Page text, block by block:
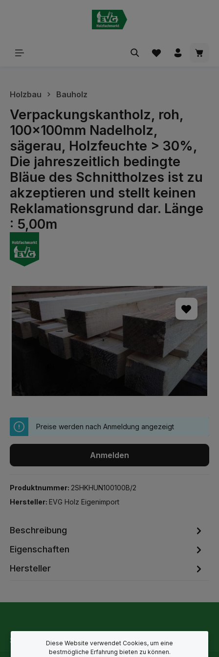
Holzbau Bauholz
Verpackungskantholz, roh,
100x100mm Nadelholz,
sägerau, Holzfeuchte > 30%,
Die jahreszeitlich bedingte
Bläue des Schnittholzes ist zu
akzeptieren und stellt keinen
Reklamationsgrund dar. Länge
: 5,00m
Bildergalerie überspringen
Preise werden nach Anmeldung angezeigt
Anmelden
Produktnummer: 2SHKHUN100100B/2
Hersteller: EVG Holz Eigenimport
Beschreibung
Eigenschaften
Hersteller
Service-HotlineDiese Website verwendet Cookies, um eine
bestmögliche Erfahrung bieten zu können.